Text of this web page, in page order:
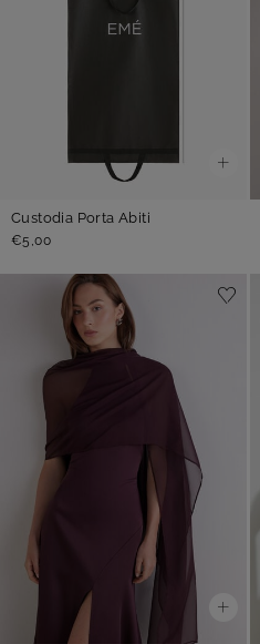
Custodia Porta Abiti
€5,00